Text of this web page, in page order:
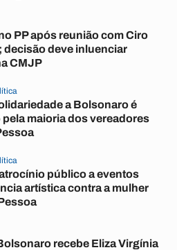
PP após reunião com Ciro
decisão deve inluenciar
CMJP
a Bolsonaro é
maioria dos vereadores
público a eventos
artística contra a mulher
recebe Eliza Virgínia